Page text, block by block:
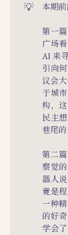
💡 本期前
第一
广场
AI 来
引向
议会
于城
构，
民主
巷尾的
第二
察觉
器人
竟是
一种
的好
学会